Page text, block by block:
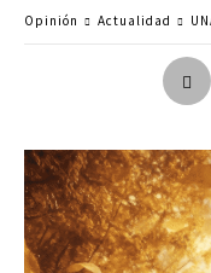
Opinión Actualidad